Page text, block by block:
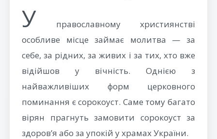
У православному християнстві
особливе місце займає молитва — за
себе, за рідних, за живих і за тих, хто вже
відійшов у вічність. Однією з
найважливіших форм церковного
поминання є сорокоуст. Саме тому багато
вірян прагнуть замовити сорокоуст за
здоров’я або за упокій у храмах України.